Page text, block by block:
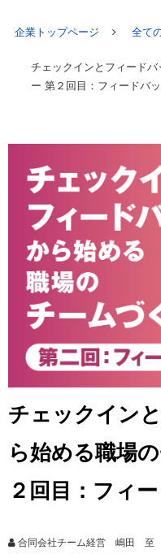
企業トップページ 全て
チェックインとフィード
ー 第２回目：フィードバ
チェックイン
ら始める職場
２回目：フィ
合同会社チーム経営 嶋田 至